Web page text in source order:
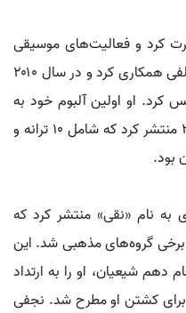
آلمان مهاجرت کرد و فعالیت‌های موسیقی
خود را ادامه داد. او با گروه‌های مختلفی همکاری کرد و در سال ۲۰۱۰
کرد. او اولین آلبوم خود به
نام «ما مرد نیستیم» را در سال ۲۰۰۸ منتشر کرد که شامل ۱۰ ترانه و
بود.
به نام «نقی» منتشر کرد که
گروه‌های مذهبی شد. این
دهم شیعیان، او را به ارتداد
برای کشتن او مطرح شد. نجفی